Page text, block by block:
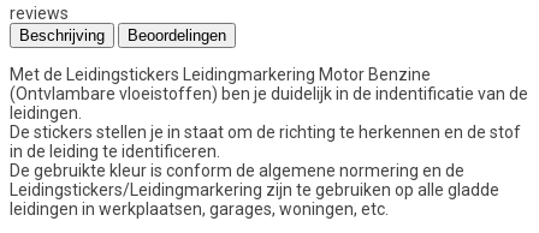
reviews
Beschrijving Beoordelingen
Met de Leidingstickers Leidingmarkering Motor Benzine
(Ontvlambare vloeistoffen) ben je duidelijk in de indentificatie van de
leidingen.
De stickers stellen je in staat om de richting te herkennen en de stof
in de leiding te identificeren.
De gebruikte kleur is conform de algemene normering en de
Leidingstickers/Leidingmarkering zijn te gebruiken op alle gladde
leidingen in werkplaatsen, garages, woningen, etc.